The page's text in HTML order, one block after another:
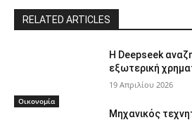
RELATED ARTICLES
Οικονομία
Η Deepseek
εξωτερική
19 Απριλίου 2026
Μηχανικός